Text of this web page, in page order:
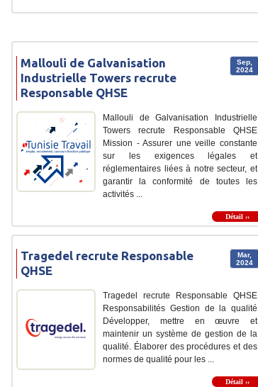
Sep,
2024
Mallouli de Galvanisation
Industrielle Towers recrute
Responsable QHSE
Mallouli de Galvanisation Industrielle
Towers recrute Responsable QHSE
Mission - Assurer une veille constante
sur les exigences légales et
réglementaires liées à notre secteur, et
garantir la conformité de toutes les
activités ...
Détail ››
Mar,
2024
Tragedel recrute Responsable
QHSE
Tragedel recrute Responsable QHSE
Responsabilités Gestion de la qualité
Développer, mettre en œuvre et
maintenir un système de gestion de la
qualité. Élaborer des procédures et des
normes de qualité pour les ...
Détail ››